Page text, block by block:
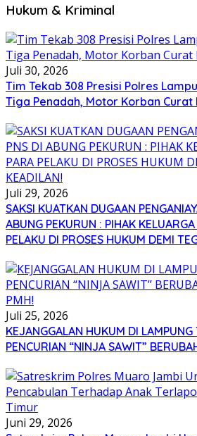
Hukum & Kriminal
Juli 30, 2026
Tim Tekab 308 Presisi Polres
Tiga Penadah, Motor Korban
Juli 29, 2026
SAKSI KUATKAN DUGAAN
ABUNG PEKURUN : PIHAK
PELAKU DI PROSES HUKUM DEMI
Juli 25, 2026
KEJANGGALAN HUKUM DI LAMPUNG
PENCURIAN “NINJA SAWIT”
Juni 29, 2026